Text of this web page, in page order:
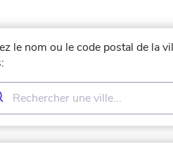
le nom ou le code postal de la